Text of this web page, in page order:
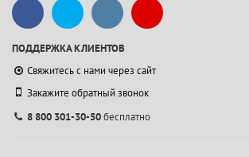
ПОДДЕРЖКА КЛИЕНТОВ
Свяжитесь с нами через сайт
Закажите обратный звонок
8 800 301-30-50бесплатно